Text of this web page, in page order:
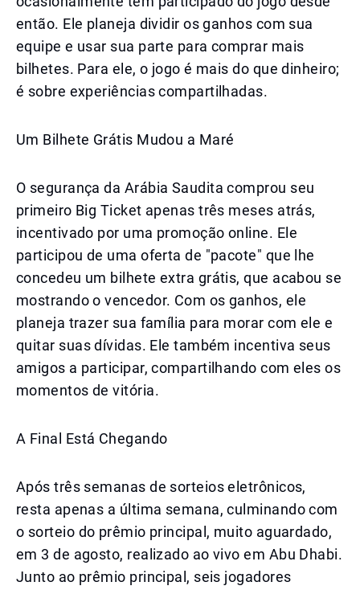
então. Ele planeja dividir os ganhos com sua
equipe e usar sua parte para comprar mais
bilhetes. Para ele, o jogo é mais do que dinheiro;
é sobre experiências compartilhadas.
Um Bilhete Grátis Mudou a Maré
O segurança da Arábia Saudita comprou seu
primeiro Big Ticket apenas três meses atrás,
incentivado por uma promoção online. Ele
participou de uma oferta de "pacote" que lhe
concedeu um bilhete extra grátis, que acabou se
mostrando o vencedor. Com os ganhos, ele
planeja trazer sua família para morar com ele e
quitar suas dívidas. Ele também incentiva seus
amigos a participar, compartilhando com eles os
momentos de vitória.
A Final Está Chegando
Após três semanas de sorteios eletrônicos,
resta apenas a última semana, culminando com
o sorteio do prêmio principal, muito aguardado,
em 3 de agosto, realizado ao vivo em Abu Dhabi.
Junto ao prêmio principal, seis jogadores